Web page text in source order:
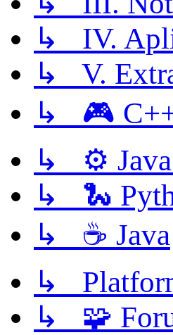
↳ IV.
↳ V.
↳ 🎮
↳ ⚙️
↳ 🐍
↳ ☕ Java
↳
↳ 🧩